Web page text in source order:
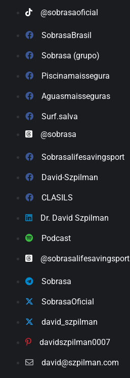
@sobrasaoficial
SobrasaBrasil
Sobrasa (grupo)
Piscinamaissegura
Aguasmaisseguras
Surf.salva
@sobrasa
Sobrasalifesavingsport
David-Szpilman
CLASILS
Dr. David Szpilman
Podcast
@sobrasalifesavingsport
Sobrasa
SobrasaOficial
david_szpilman
davidszpilman0007
david@szpilman.com